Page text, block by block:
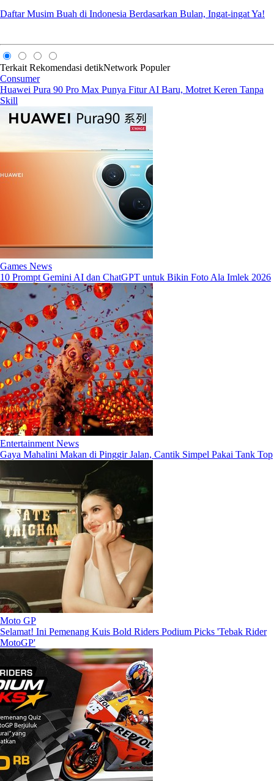
Daftar Musim Buah di Indonesia Berdasarkan Bulan, Ingat-ingat Ya!
Terkait Rekomendasi detikNetwork Populer
Consumer
Huawei Pura 90 Pro Max Punya Fitur AI Baru, Motret Keren Tanpa
Skill
Games News
10 Prompt Gemini AI dan ChatGPT untuk Bikin Foto Ala Imlek 2026
Entertainment News
Gaya Mahalini Makan di Pinggir Jalan, Cantik Simpel Pakai Tank Top
Moto GP
Selamat! Ini Pemenang Kuis Bold Riders Podium Picks 'Tebak Rider
MotoGP'